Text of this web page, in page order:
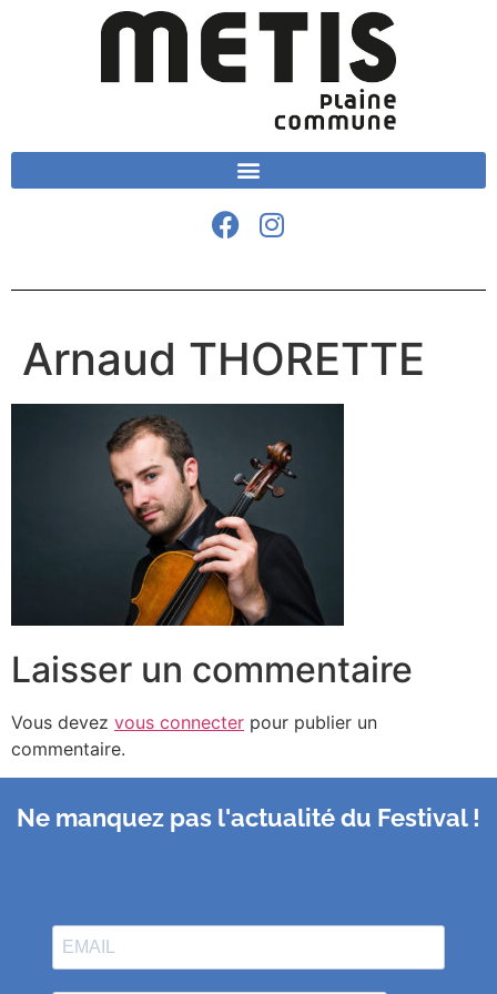
Arnaud THORETTE
Laisser un commentaire
Vous devez vous connecter pour publier un
commentaire.
Ne manquez pas l'actualité du Festival !